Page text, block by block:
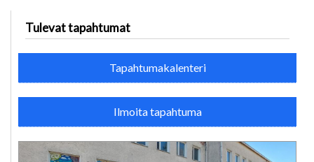
Tulevat tapahtumat
Tapahtumakalenteri
Ilmoita tapahtuma